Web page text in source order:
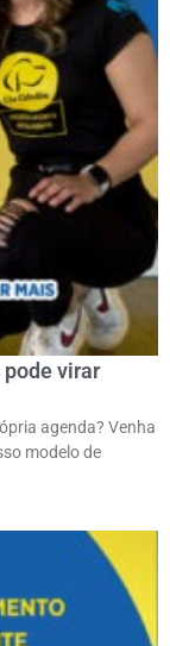
pode virar
agenda? Venha
modelo de